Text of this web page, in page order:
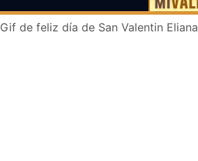
Gif de feliz día de San Valentin Eliana